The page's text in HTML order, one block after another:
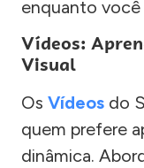
enquanto você
Vídeos:
Visual
Os Vídeos do
quem prefere
dinâmica.